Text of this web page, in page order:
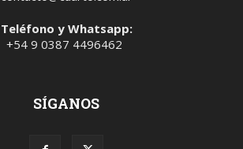
Teléfono y Whatsapp:
+54 9 0387 4496462
SÍGANOS